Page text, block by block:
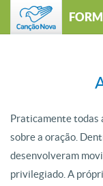
Praticamente todas
sobre a oração.
desenvolveram
privilegiado. A